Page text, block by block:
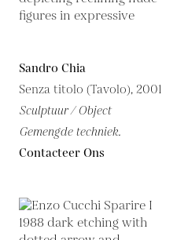
Sandro Chia
Senza titolo (Tavolo), 2001
Sculptuur / Object
Gemengde techniek.
Contacteer Ons